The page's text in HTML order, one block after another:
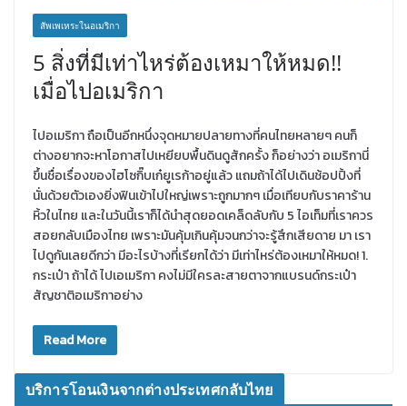
สัพเพเหระในอเมริกา
5 สิ่งที่มีเท่าไหร่ต้องเหมาให้หมด!!
เมื่อไปอเมริกา
ไปอเมริกา ถือเป็นอีกหนึ่งจุดหมายปลายทางที่คนไทยหลายๆ คนก็
ต่างอยากจะหาโอกาสไปเหยียบพื้นดินดูสักครั้ง ก็อย่างว่า อเมริกานี่
ขึ้นชื่อเรื่องของไฮโซกิ๊บเก๋ยูเรก้าอยู่แล้ว แถมถ้าได้ไปเดินช้อปปิ้งที่
นั่นด้วยตัวเองยิ่งฟินเข้าไปใหญ่เพราะถูกมากๆ เมื่อเทียบกับราคาร้าน
หิ้วในไทย และในวันนี้เราก็ได้นำสุดยอดเคล็ดลับกับ 5 ไอเท็มที่เราควร
สอยกลับเมืองไทย เพราะมันคุ้มเกินคุ้มจนกว่าจะรู้สึกเสียดาย มา เรา
ไปดูกันเลยดีกว่า มีอะไรบ้างที่เรียกได้ว่า มีเท่าไหร่ต้องเหมาให้หมด! 1.
กระเป๋า ถ้าได้ ไปเอเมริกา คงไม่มีใครละสายตาจากแบรนด์กระเป๋า
สัญชาติอเมริกาอย่าง
Read More
บริการโอนเงินจากต่างประเทศกลับไทย